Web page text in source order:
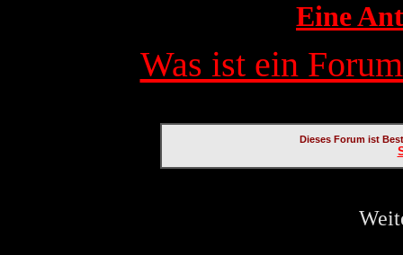
Eine
Was ist ein
Dieses Forum ist